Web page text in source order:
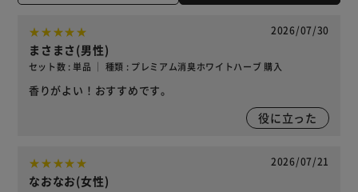
2026/07/30
まさまさ(男性)
セット数 : 単品 ｜ 種類 : プレミアム消臭ホワイトハーブ 購入
香りがよい！おすすめです。
役に立った
2026/07/21
なおなお(女性)